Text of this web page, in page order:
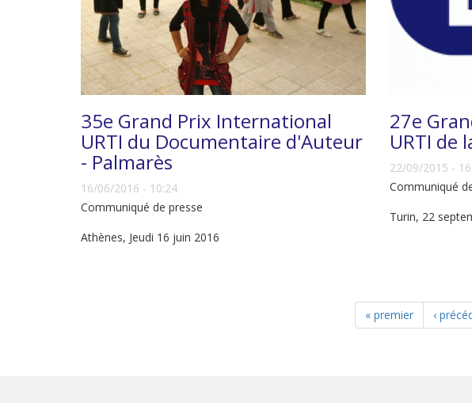
35e Grand Prix International
URTI du Documentaire d'Auteur
- Palmarès
16/06/2016 - 10:24
Communiqué de presse
Athènes, Jeudi 16 juin 2016
27e
URTI de
22/09/2015 -
Communiqué
Turin, 22
« premier ‹